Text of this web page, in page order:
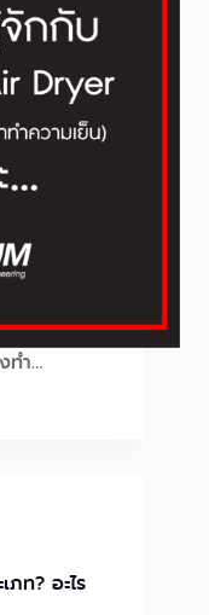
ทำ…
ท? อะไร